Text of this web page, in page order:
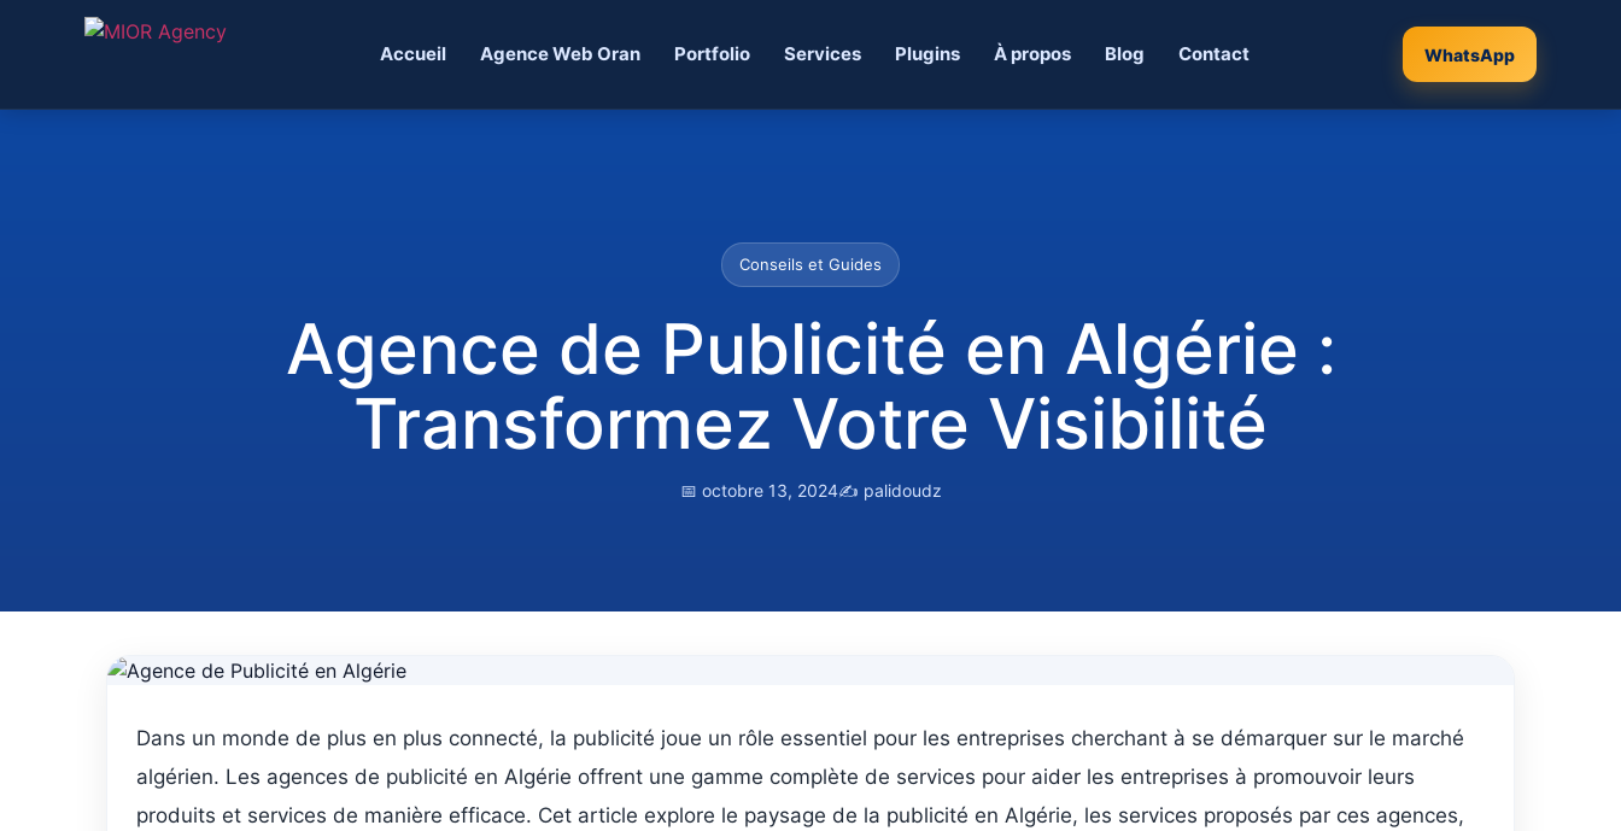
Accueil Agence Web Oran Portfolio Services Plugins À propos Blog Contact WhatsApp
Conseils et Guides
Agence de Publicité en Algérie :
Transformez Votre Visibilité
📅 octobre 13, 2024✍️ palidoudz
Dans un monde de plus en plus connecté, la publicité joue un rôle essentiel pour les entreprises cherchant à se démarquer sur le marché
algérien. Les agences de publicité en Algérie offrent une gamme complète de services pour aider les entreprises à promouvoir leurs
produits et services de manière efficace. Cet article explore le paysage de la publicité en Algérie, les services proposés par ces agences,